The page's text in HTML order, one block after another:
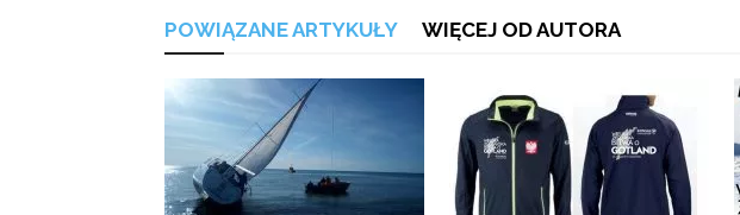
POWIĄZANE ARTYKUŁY WIĘCEJ OD AUTORA